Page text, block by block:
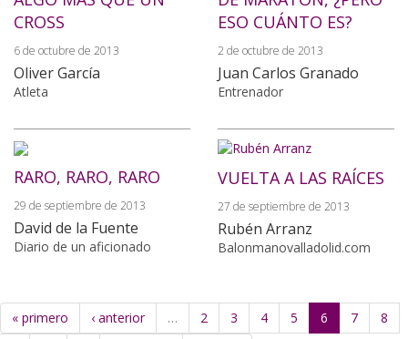
CROSS
6 de octubre de 2013
Oliver García
Atleta
ESO CUÁNTO ES?
2 de octubre de 2013
Juan Carlos Granado
Entrenador
RARO, RARO, RARO
29 de septiembre de 2013
David de la Fuente
Diario de un aficionado
VUELTA A LAS RAÍCES
27 de septiembre de 2013
Rubén Arranz
Balonmanovalladolid.com
« primero ‹ anterior … 2 3 4 5 6 7
8